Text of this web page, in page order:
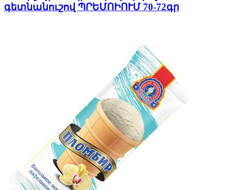
գետնանուշով ՊՐԵՄՈԻՈՒՄ 70-72գր